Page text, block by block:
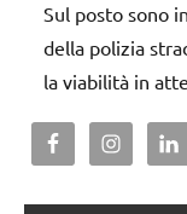
Sul posto sono
della polizia
la viabilità in